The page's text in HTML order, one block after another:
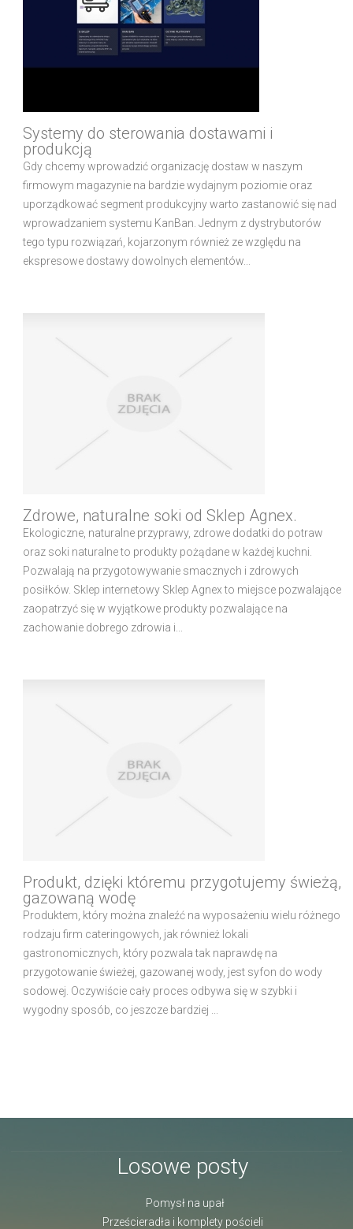
Systemy do sterowania dostawami i
produkcją
Gdy chcemy wprowadzić organizację dostaw w naszym
firmowym magazynie na bardzie wydajnym poziomie oraz
uporządkować segment produkcyjny warto zastanowić się nad
wprowadzaniem systemu KanBan. Jednym z dystrybutorów
tego typu rozwiązań, kojarzonym również ze względu na
ekspresowe dostawy dowolnych elementów...
Zdrowe, naturalne soki od Sklep Agnex.
Ekologiczne, naturalne przyprawy, zdrowe dodatki do potraw
oraz soki naturalne to produkty pożądane w każdej kuchni.
Pozwalają na przygotowywanie smacznych i zdrowych
posiłków. Sklep internetowy Sklep Agnex to miejsce pozwalające
zaopatrzyć się w wyjątkowe produkty pozwalające na
zachowanie dobrego zdrowia i...
Produkt, dzięki któremu przygotujemy świeżą,
gazowaną wodę
Produktem, który można znaleźć na wyposażeniu wielu różnego
rodzaju firm cateringowych, jak również lokali
gastronomicznych, który pozwala tak naprawdę na
przygotowanie świeżej, gazowanej wody, jest syfon do wody
sodowej. Oczywiście cały proces odbywa się w szybki i
wygodny sposób, co jeszcze bardziej ...
Losowe posty
Pomysł na upał
Prześcieradła i komplety pościeli